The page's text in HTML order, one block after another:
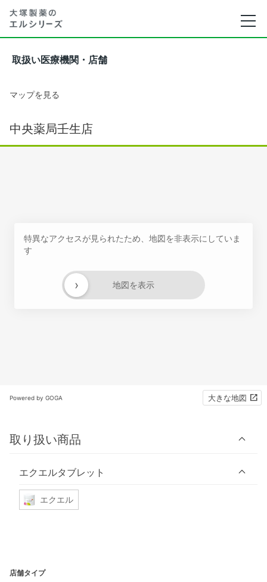
取扱い医療機関・店舗
マップを見る
中央薬局壬生店
特異なアクセスが見られたため、地図を非表示にしていま
す
地図を表示
›
Powered by GOGA 大きな地図
取り扱い商品
エクエルタブレット
エクエル
店舗タイプ